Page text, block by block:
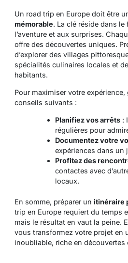
Un road trip en Europe doit être
mémorable. La clé réside dans
l’aventure et aux surprises.
offre des découvertes uniques.
d’explorer des villages
spécialités culinaires locales et
habitants.
Pour maximiser votre expérience,
conseils suivants :
Planifiez vos arrêts:
régulières pour
Documentez votre
expériences dans un
Profitez des
contactes avec
locaux.
En somme, préparer un itinéraire
trip en Europe requiert du temps
mais le résultat en vaut la peine.
vous transformez votre projet en
inoubliable, riche en découvertes